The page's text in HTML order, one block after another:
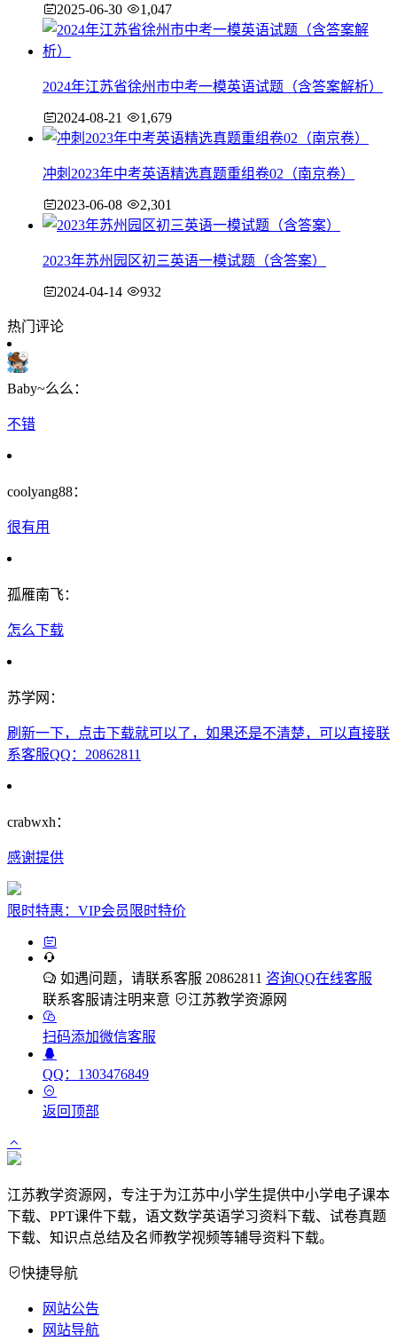
2025-06-30 1,047
2024年江苏省徐州市中考一模英语试题（含答案解析）
2024-08-21 1,679
冲刺2023年中考英语精选真题重组卷02（南京卷）
2023-06-08 2,301
2023年苏州园区初三英语一模试题（含答案）
2024-04-14 932
热门评论
Baby~么么：
不错
coolyang88：
很有用
孤雁南飞：
怎么下载
苏学网：
刷新一下，点击下载就可以了，如果还是不清楚，可以直接联
系客服QQ：20862811
crabwxh：
感谢提供
限时特惠：VIP会员限时特价
如遇问题，请联系客服 20862811 咨询QQ在线客服
联系客服请注明来意
江苏教学资源网
扫码添加微信客服
QQ：1303476849
返回顶部
江苏教学资源网，专注于为江苏中小学生提供中小学电子课本
下载、PPT课件下载，语文数学英语学习资料下载、试卷真题
下载、知识点总结及名师教学视频等辅导资料下载。
快捷导航
网站公告
网站导航